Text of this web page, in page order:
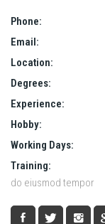
Phone:
Email:
Location:
Degrees:
Experience:
Hobby:
Working Days:
Training:
do eiusmod tempor